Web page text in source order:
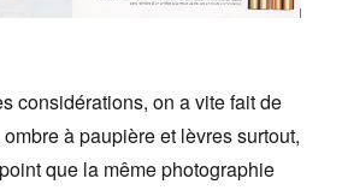
considérations, on a vite fait de
à paupière et lèvres surtout,
que la même photographie